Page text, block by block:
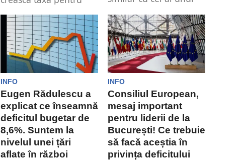
lire și pentru fondurile
de...
INFO
Eugen Rădulescu a
explicat ce înseamnă
deficitul bugetar de
8,6%. Suntem la
nivelul unei țări
aflate în război
INFO
Consiliul European,
mesaj important
pentru liderii de la
București! Ce trebuie
sǎ facǎ aceștia în
privința deficitului